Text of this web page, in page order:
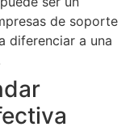
de soporte
diferenciar a una